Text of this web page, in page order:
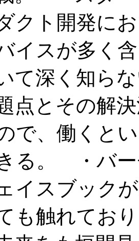
クト開発に
イスが多く
て深く知ら
点とその解
で、働くと
る。 ・バ
イスブック
も触れてお